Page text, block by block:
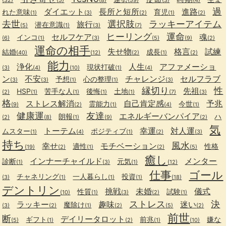
れた意味(1) ダイエット (3) 長所と短所(2) 育児 (1) 進路(2)
過
去世(5) 潜在意識(1) 旅行(3) 選択肢(7) ラッキーアイテム
(6) インコ (1) セルフケア(3) ヒーリング(5) 運命(9) 魂(2)
結婚(40) 運命の相手(12) 失せ物(2) 成長(1) 格言(2) 試練
(3) 浄化(4) 能力 (10) 現状打破(1) 人生(4)
アファメーショ
ン(3) 不安(3) 予想(1) 心の整理(1) チャレンジ(3) セルフラブ
(2) HSP(1) 苦手な人 (1) 後悔(1) 土地(1) 縁切り (7) 先祖 (3)
性
格(9) ストレス解消(2) 霊能力 (1) 自己肯定感(4) 今世(1) 予兆
(2) 健康運(8) 朗報(1) 友達 (9) エネルギーバンパイア(2)
ハ
ムスター(1) トーテム(4) ポジティブ(1) 幸運(2) 対人運(3)
気
持ち (19) 幸せ(2) 適性(1) モチベーション(2) 風水(5)
性格
診断(1) インナーチャイルド (3) 元気(1) 癒し (12) メンター
(3) チャネリング(1) 一人暮らし (1) 投資(1) 仕事(18)
ゴール
デントリン (10) 性質(1) 挑戦(3) 未婚(2) 試験(1) 儀式
(3) ラッキー(2) 魔除け(1) 趣味(2) ストレス (5) 迷い(2)
決
断(5) ギフト (1) デイリータロット (2) 前兆(1) 前世(10)
嫌な